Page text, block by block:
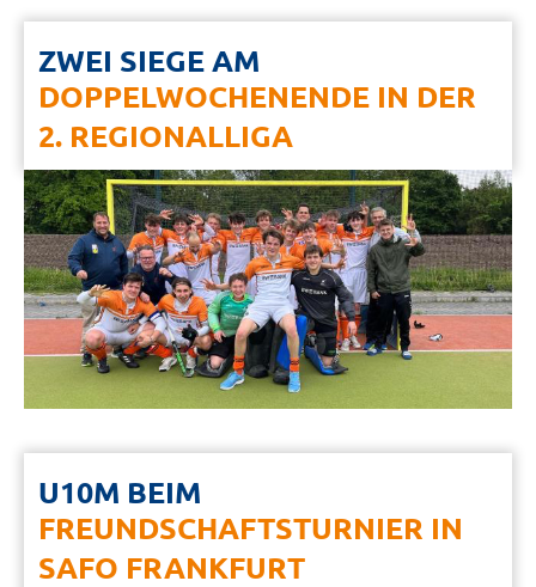
ZWEI SIEGE AM
DOPPELWOCHENENDE IN DER
2. REGIONALLIGA
U10M BEIM
FREUNDSCHAFTSTURNIER IN
SAFO FRANKFURT